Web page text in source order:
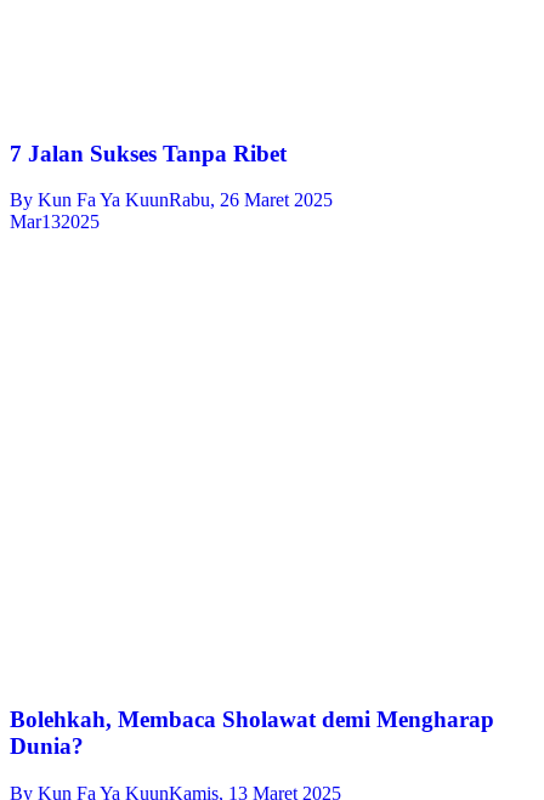
7 Jalan Sukses Tanpa Ribet
By Kun Fa Ya KuunRabu, 26 Maret 2025
Mar132025
Bolehkah, Membaca Sholawat demi Mengharap
Dunia?
By Kun Fa Ya KuunKamis, 13 Maret 2025